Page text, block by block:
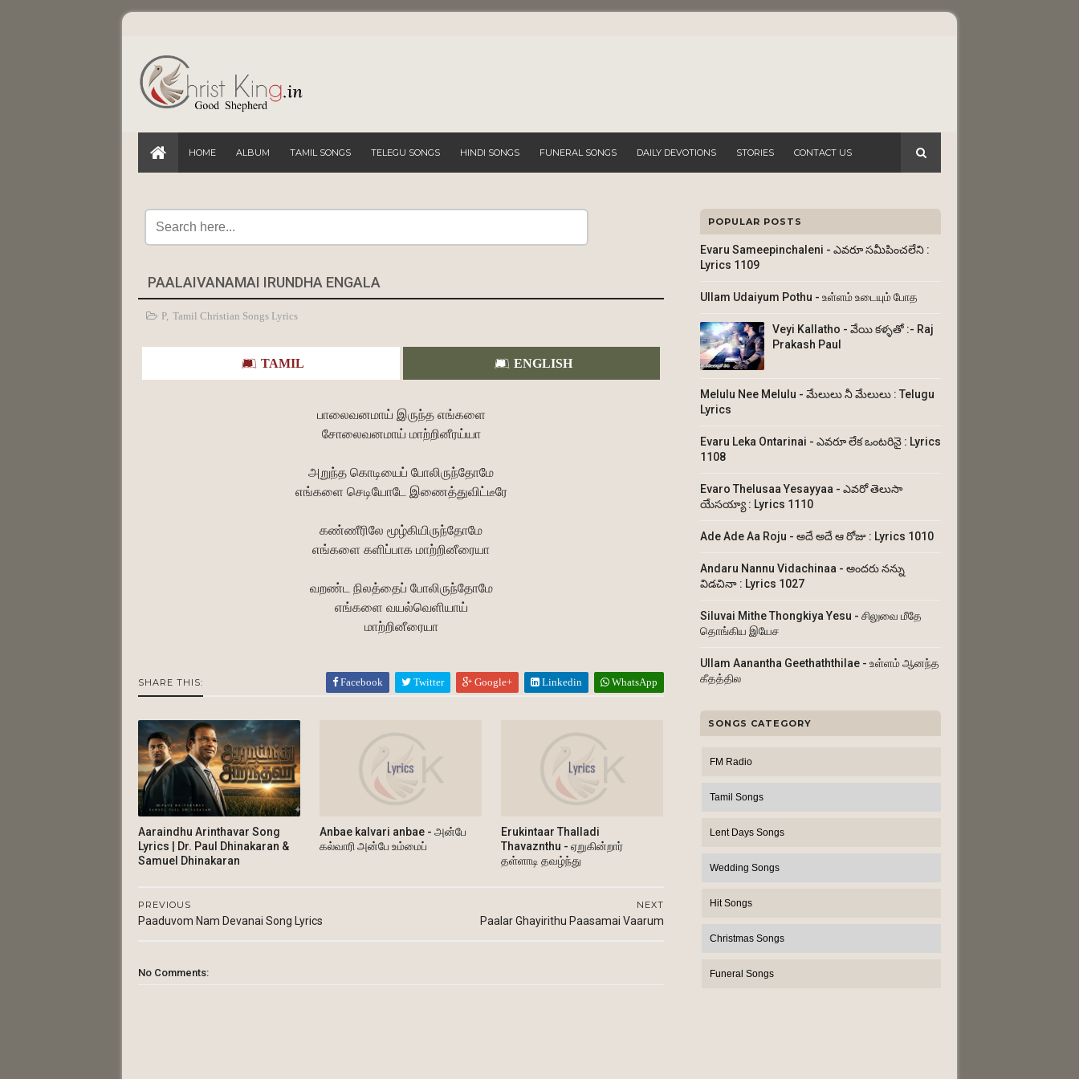
HOME ALBUM TAMIL SONGS TELEGU SONGS HINDI SONGS FUNERAL SONGS DAILY DEVOTIONS STORIES CONTACT US
PAALAIVANAMAI IRUNDHA ENGALA
P, Tamil Christian Songs Lyrics
TAMIL ENGLISH
பாலைவனமாய் இருந்த எங்களை
சோலைவனமாய் மாற்றினீரய்யா
அறுந்த கொடியைப் போலிருந்தோமே
எங்களை செடியோடே இணைத்துவிட்டீரே
கண்ணீரிலே மூழ்கியிருந்தோமே
எங்களை களிப்பாக மாற்றினீரையா
வறண்ட நிலத்தைப் போலிருந்தோமே
எங்களை வயல்வெளியாய்
மாற்றினீரையா
SHARE THIS: Facebook Twitter Google+ Linkedin WhatsApp
Aaraindhu Arinthavar Song
Lyrics | Dr. Paul Dhinakaran &
Samuel Dhinakaran
Anbae kalvari anbae - அன்பே
கல்வாரி அன்பே உம்மைப்
Erukintaar Thalladi
Thavaznthu - ஏறுகின்றார்
தள்ளாடி தவழ்ந்து
NEXT
Paalar Ghayirithu Paasamai Vaarum
PREVIOUS
Paaduvom Nam Devanai Song Lyrics
No Comments:
POPULAR POSTS
Evaru Sameepinchaleni - ఎవరూ సమీపించలేని :
Lyrics 1109
Ullam Udaiyum Pothu - உள்ளம் உடையும் போத
Veyi Kallatho - వేయి కళ్ళతో :- Raj
Prakash Paul
Melulu Nee Melulu - మేలులు నీ మేలులు : Telugu
Lyrics
Evaru Leka Ontarinai - ఎవరూ లేక ఒంటరినై : Lyrics
1108
Evaro Thelusaa Yesayyaa - ఎవరో తెలుసా
యేసయ్యా : Lyrics 1110
Ade Ade Aa Roju - అదే అదే ఆ రోజు : Lyrics 1010
Andaru Nannu Vidachinaa - అందరు నన్ను
విడచినా : Lyrics 1027
Siluvai Mithe Thongkiya Yesu - சிலுவை மீதே
தொங்கிய இயேச
Ullam Aanantha Geethaththilae - உள்ளம் ஆனந்த
கீதத்தில
SONGS CATEGORY
FM Radio
Tamil Songs
Lent Days Songs
Wedding Songs
Hit Songs
Christmas Songs
Funeral Songs